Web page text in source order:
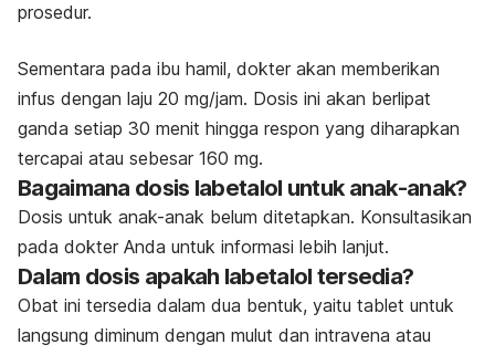
prosedur.
Sementara pada ibu hamil, dokter akan memberikan
infus dengan laju 20 mg/jam. Dosis ini akan berlipat
ganda setiap 30 menit hingga respon yang diharapkan
tercapai atau sebesar 160 mg.
Bagaimana dosis labetalol untuk anak-anak?
Dosis untuk anak-anak belum ditetapkan. Konsultasikan
pada dokter Anda untuk informasi lebih lanjut.
Dalam dosis apakah labetalol tersedia?
Obat ini tersedia dalam dua bentuk, yaitu tablet untuk
langsung diminum dengan mulut dan intravena atau